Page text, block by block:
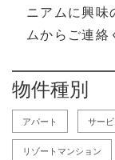
ニアムに興味
ムからご連絡
物件種別
アパート サー
リゾートマンション